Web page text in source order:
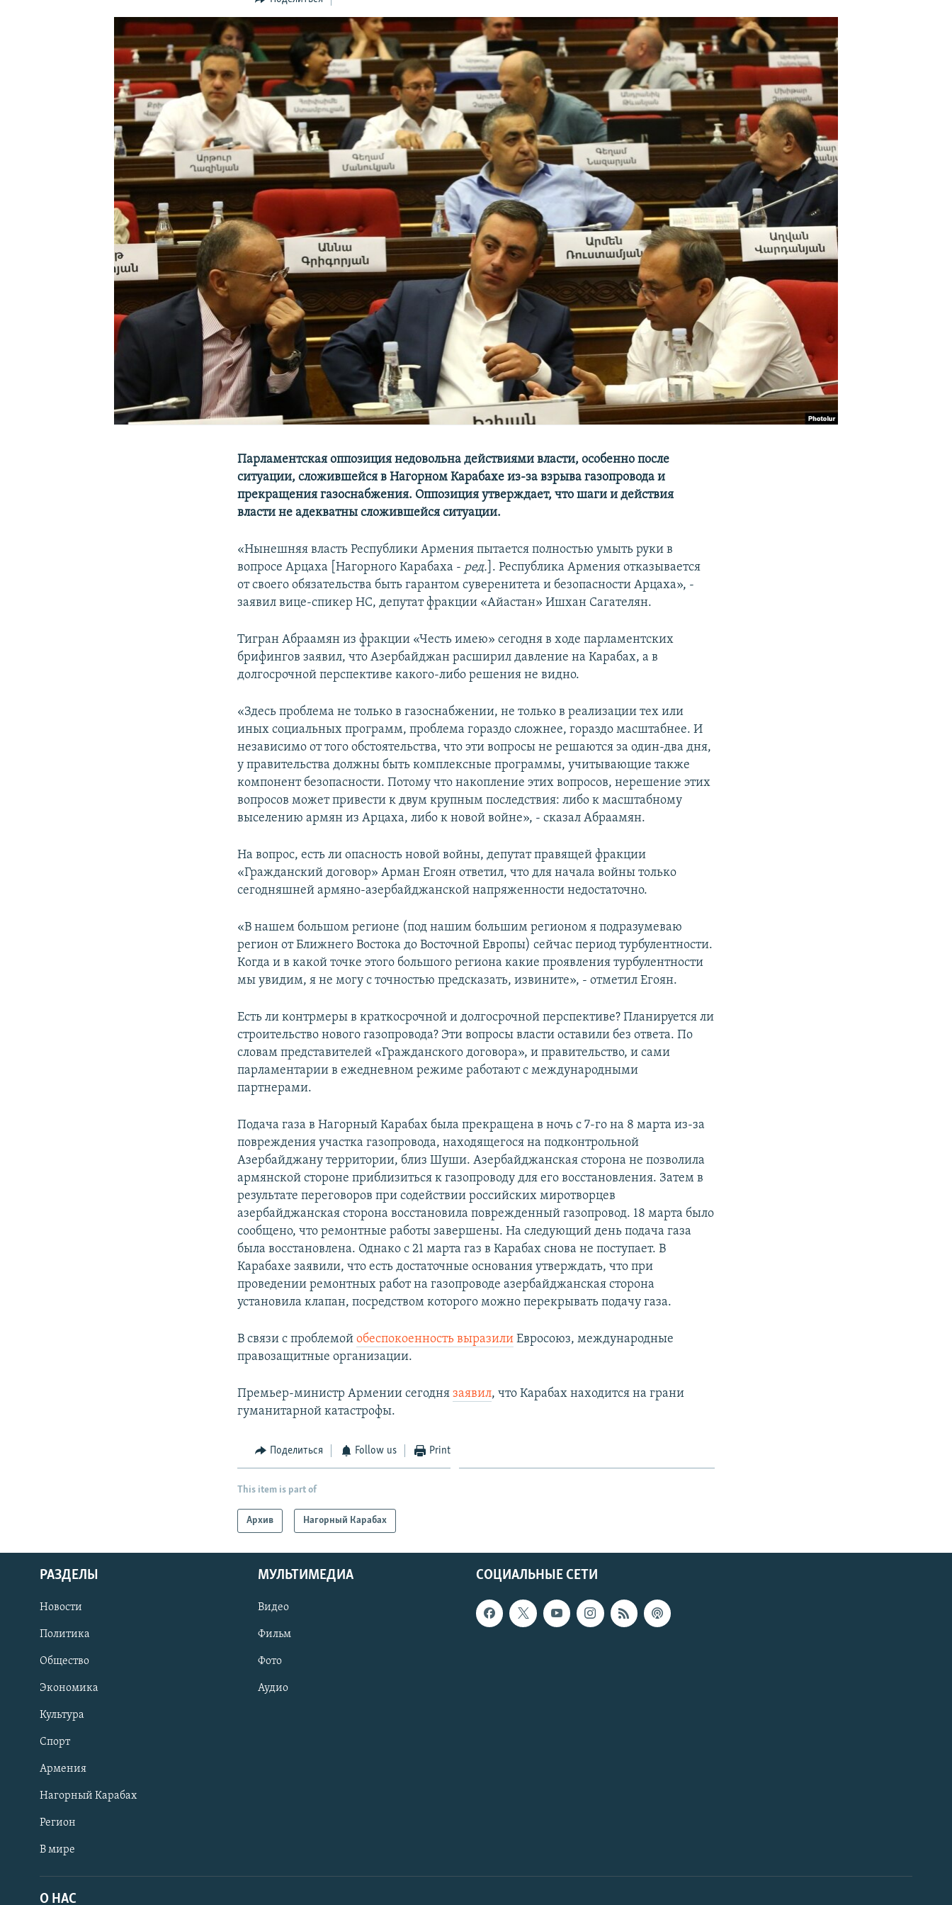
Парламентская оппозиция недовольна действиями власти, особенно после
ситуации, сложившейся в Нагорном Карабахе из-за взрыва газопровода и
прекращения газоснабжения. Оппозиция утверждает, что шаги и действия
власти не адекватны сложившейся ситуации.
«Нынешняя власть Республики Армения пытается полностью умыть руки в
вопросе Арцаха [Нагорного Карабаха - ред. ]. Республика Армения отказывается
от своего обязательства быть гарантом суверенитета и безопасности Арцаха», -
заявил вице-спикер НС, депутат фракции «Айастан» Ишхан Сагателян.
Тигран Абраамян из фракции «Честь имею» сегодня в ходе парламентских
брифингов заявил, что Азербайджан расширил давление на Карабах, а в
долгосрочной перспективе какого-либо решения не видно.
«Здесь проблема не только в газоснабжении, не только в реализации тех или
иных социальных программ, проблема гораздо сложнее, гораздо масштабнее. И
независимо от того обстоятельства, что эти вопросы не решаются за один-два дня,
у правительства должны быть комплексные программы, учитывающие также
компонент безопасности. Потому что накопление этих вопросов, нерешение этих
вопросов может привести к двум крупным последствия: либо к масштабному
выселению армян из Арцаха, либо к новой войне», - сказал Абраамян.
На вопрос, есть ли опасность новой войны, депутат правящей фракции
«Гражданский договор» Арман Егоян ответил, что для начала войны только
сегодняшней армяно-азербайджанской напряженности недостаточно.
«В нашем большом регионе (под нашим большим регионом я подразумеваю
регион от Ближнего Востока до Восточной Европы) сейчас период турбулентности.
Когда и в какой точке этого большого региона какие проявления турбулентности
мы увидим, я не могу с точностью предсказать, извините», - отметил Егоян.
Есть ли контрмеры в краткосрочной и долгосрочной перспективе? Планируется ли
строительство нового газопровода? Эти вопросы власти оставили без ответа. По
словам представителей «Гражданского договора», и правительство, и сами
парламентарии в ежедневном режиме работают с международными
партнерами.
Подача газа в Нагорный Карабах была прекращена в ночь с 7-го на 8 марта из-за
повреждения участка газопровода, находящегося на подконтрольной
Азербайджану территории, близ Шуши. Азербайджанская сторона не позволила
армянской стороне приблизиться к газопроводу для его восстановления. Затем в
результате переговоров при содействии российских миротворцев
азербайджанская сторона восстановила поврежденный газопровод. 18 марта было
сообщено, что ремонтные работы завершены. На следующий день подача газа
была восстановлена. Однако с 21 марта газ в Карабах снова не поступает. В
Карабахе заявили, что есть достаточные основания утверждать, что при
проведении ремонтных работ на газопроводе азербайджанская сторона
установила клапан, посредством которого можно перекрывать подачу газа.
В связи с проблемойобеспокоенность выразили Евросоюз, международные
правозащитные организации.
Премьер-министр Армении сегоднязаявил, что Карабах находится на грани
гуманитарной катастрофы.
Поделиться Follow us Print
This item is part of
Архив Нагорный Карабах
СОЦИАЛЬНЫЕ СЕТИ
РАЗДЕЛЫ
Новости
Политика
Общество
Экономика
Культура
Спорт
Армения
Нагорный Карабах
Регион
В мире
МУЛЬТИМЕДИА
Видео
Фильм
Фото
Аудио
О НАС